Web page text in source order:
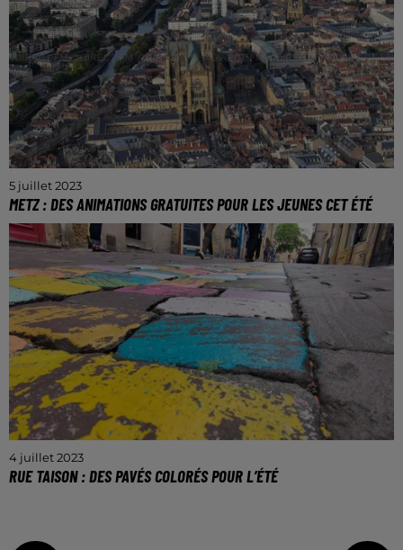
5 juillet 2023
METZ : DES ANIMATIONS GRATUITES POUR LES JEUNES CET ÉTÉ
Plus d’une centaine d’activités sont au programme.
4 juillet 2023
RUE TAISON : DES PAVÉS COLORÉS POUR L’ÉTÉ